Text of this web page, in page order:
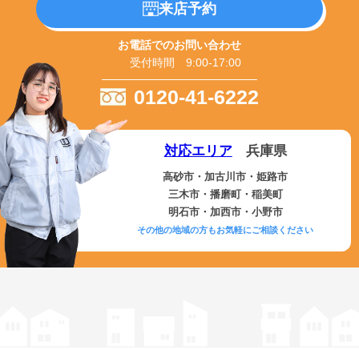
来店予約
お電話でのお問い合わせ
受付時間 9:00-17:00
0120-41-6222
対応エリア兵庫県
高砂市・加古川市・姫路市
三木市・播磨町・稲美町
明石市・加西市・小野市
その他の地域の方もお気軽にご相談ください